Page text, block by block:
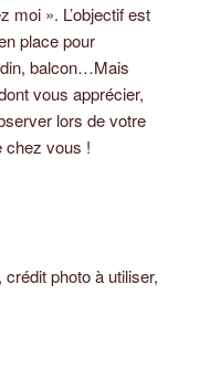
moi ». L’objectif est
place pour
balcon…Mais
vous apprécier,
lors de votre
chez vous !
photo à utiliser,